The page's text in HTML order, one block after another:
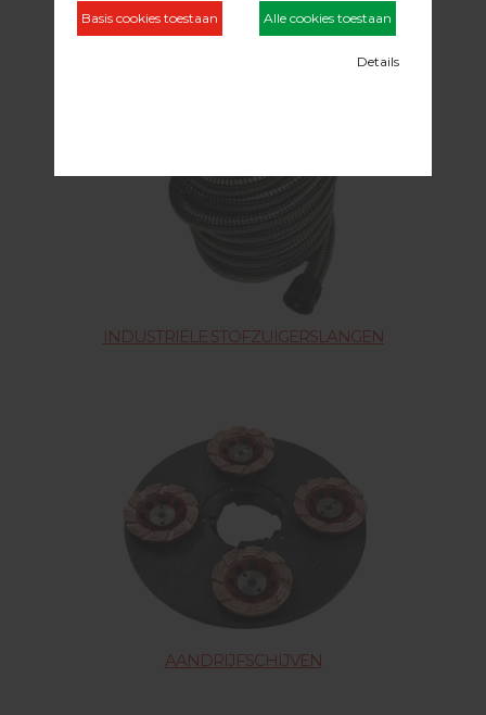
OLIEFRIS & VLOERONDERHOUD
INDUSTRIËLE STOFZUIGERSLANGEN
AANDRIJFSCHIJVEN